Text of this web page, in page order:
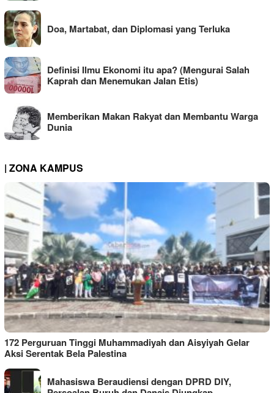
Doa, Martabat, dan Diplomasi yang Terluka
Definisi Ilmu Ekonomi itu apa? (Mengurai Salah
Kaprah dan Menemukan Jalan Etis)
Memberikan Makan Rakyat dan Membantu Warga
Dunia
| ZONA KAMPUS
172 Perguruan Tinggi Muhammadiyah dan Aisyiyah Gelar
Aksi Serentak Bela Palestina
Mahasiswa Beraudiensi dengan DPRD DIY,